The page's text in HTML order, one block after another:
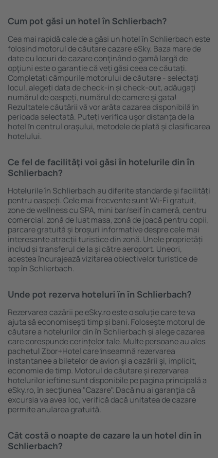
Cum pot găsi un hotel în Schlierbach?
Cea mai rapidă cale de a găsi un hotel în Schlierbach este
folosind motorul de căutare cazare eSky. Baza mare de
date cu locuri de cazare conţinând o gamă largă de
opţiuni este o garanție că veți găsi ceea ce căutați.
Completați câmpurile motorului de căutare - selectați
locul, alegeți data de check-in și check-out, adăugați
numărul de oaspeți, numărul de camere şi gata!
Rezultatele căutării vă vor arăta cazarea disponibilă ȋn
perioada selectată. Puteți verifica uşor distanța de la
hotel ȋn centrul orașului, metodele de plată și clasificarea
hotelului.
Ce fel de facilităţi voi găsi ȋn hotelurile din în
Schlierbach?
Hotelurile în Schlierbach au diferite standarde și facilități
pentru oaspeți. Cele mai frecvente sunt Wi-Fi gratuit,
zone de wellness cu SPA, mini bar/seif în cameră, centru
comercial, zonă de luat masa, zonă de joacă pentru copii,
parcare gratuită și broșuri informative despre cele mai
interesante atracții turistice din zonă. Unele proprietăți
includ și transferul de la și către aeroport. Uneori,
acestea încurajează vizitarea obiectivelor turistice de
top în Schlierbach.
Unde pot rezerva hoteluri ȋn în Schlierbach?
Rezervarea cazării pe eSky.ro este o soluție care te va
ajuta să economiseşti timp și bani. Foloseşte motorul de
căutare a hotelurilor din în Schlierbach și alege cazarea
care corespunde cerințelor tale. Multe persoane au ales
pachetul Zbor+Hotel care ȋnseamnă rezervarea
instantanee a biletelor de avion şi a cazării şi, implicit,
economie de timp. Motorul de căutare și rezervarea
hotelurilor ieftine sunt disponibile pe pagina principală a
eSky.ro, ȋn secţiunea "Cazare". Dacă nu ai garanţia că
excursia va avea loc, verifică dacă unitatea de cazare
permite anularea gratuită.
Cât costă o noapte de cazare la un hotel din în
Schlierbach?